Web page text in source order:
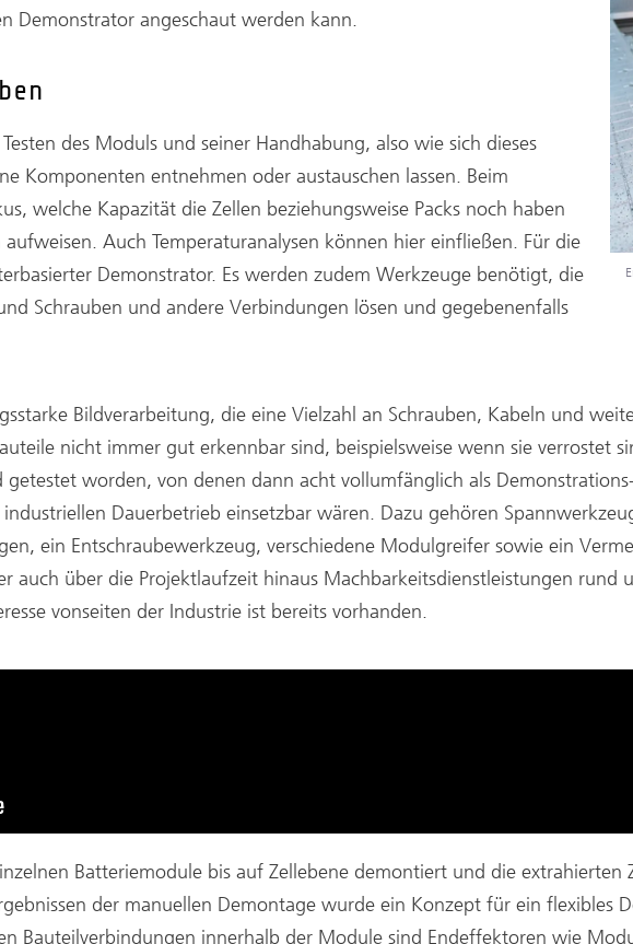
Demonstrator angeschaut werden kann.
des Moduls und seiner Handhabung, also wie sich dieses
Komponenten entnehmen oder austauschen lassen. Beim
welche Kapazität die Zellen beziehungsweise Packs noch haben
Auch Temperaturanalysen können hier einfließen. Für die
Demonstrator. Es werden zudem Werkzeuge benötigt, die
Schrauben und andere Verbindungen lösen und gegebenenfalls
Bildverarbeitung, die eine Vielzahl an Schrauben, Kabeln und
nicht immer gut erkennbar sind, beispielsweise wenn sie verrostet
worden, von denen dann acht vollumfänglich als
Dauerbetrieb einsetzbar wären. Dazu gehören
ein Entschraubewerkzeug, verschiedene Modulgreifer sowie ein
auch über die Projektlaufzeit hinaus Machbarkeitsdienstleistungen rund
vonseiten der Industrie ist bereits vorhanden.
Batteriemodule bis auf Zellebene demontiert und die extrahierten
der manuellen Demontage wurde ein Konzept für ein flexibles
Bauteilverbindungen innerhalb der Module sind Endeffektoren wie